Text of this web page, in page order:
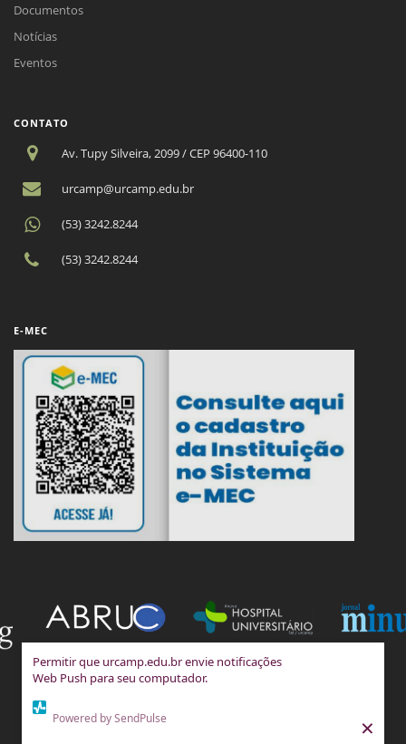
Permitir que urcamp.edu.br envie notificações
Web Push para seu computador.
Powered by SendPulse ×
Documentos
Notícias
Eventos
CONTATO
Av. Tupy Silveira, 2099 / CEP 96400-110
urcamp@urcamp.edu.br
(53) 3242.8244
(53) 3242.8244
E-MEC